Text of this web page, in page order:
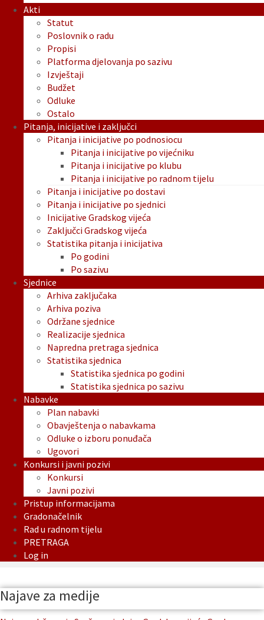
Akti
Statut
Poslovnik o radu
Propisi
Platforma djelovanja po sazivu
Izvještaji
Budžet
Odluke
Ostalo
Pitanja, inicijative i zaključci
Pitanja i inicijative po podnosiocu
Pitanja i inicijative po vijećniku
Pitanja i inicijative po klubu
Pitanja i inicijative po radnom tijelu
Pitanja i inicijative po dostavi
Pitanja i inicijative po sjednici
Inicijative Gradskog vijeća
Zaključci Gradskog vijeća
Statistika pitanja i inicijativa
Po godini
Po sazivu
Sjednice
Arhiva zaključaka
Arhiva poziva
Održane sjednice
Realizacije sjednica
Napredna pretraga sjednica
Statistika sjednica
Statistika sjednica po godini
Statistika sjednica po sazivu
Nabavke
Plan nabavki
Obavještenja o nabavkama
Odluke o izboru ponuđača
Ugovori
Konkursi i javni pozivi
Konkursi
Javni pozivi
Pristup informacijama
Gradonačelnik
Rad u radnom tijelu
PRETRAGA
Log in
Najave za medije